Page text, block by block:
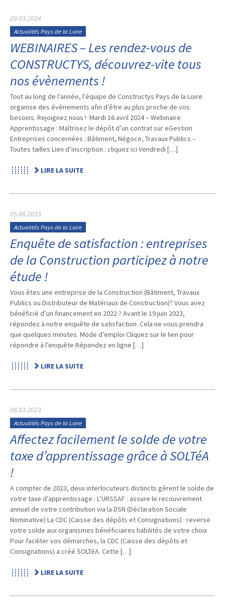
20.03.2024
Actualités Pays de la Loire
WEBINAIRES – Les rendez-vous de
CONSTRUCTYS, découvrez-vite tous
nos évènements !
Tout au long de l’année, l’équipe de Constructys Pays de la Loire
organise des évènements afin d’être au plus proche de vos
besoins. Rejoignez nous ! Mardi 16 avril 2024 – Webinaire
Apprentissage : Maîtrisez le dépôt d’un contrat sur eGestion
Entreprises concernées : Bâtiment, Négoce, Travaux Publics –
Toutes tailles Lien d’inscription : cliquez ici Vendredi […]
LIRE LA SUITE
05.06.2023
Actualités Pays de la Loire
Enquête de satisfaction : entreprises
de la Construction participez à notre
étude !
Vous êtes une entreprise de la Construction (Bâtiment, Travaux
Publics ou Distributeur de Matériaux de Construction)? Vous avez
bénéficié d’un financement en 2022 ? Avant le 19 juin 2023,
répondez à notre enquête de satisfaction. Cela ne vous prendra
que quelques minutes. Mode d’emploi Cliquez sur le lien pour
répondre à l’enquête Répondez en ligne […]
LIRE LA SUITE
06.03.2023
Actualités Pays de la Loire
Affectez facilement le solde de votre
taxe d’apprentissage grâce à SOLTéA
!
A compter de 2023, deux interlocuteurs distincts gèrent le solde de
votre taxe d’apprentissage : L’URSSAF : assure le recouvrement
annuel de votre contribution via la DSN (Déclaration Sociale
Nominative) La CDC (Caisse des dépôts et Consignations) : reverse
votre solde aux organismes bénéficiaires habilités de votre choix
Pour faciliter vos démarches, la CDC (Caisse des dépôts et
Consignations) a créé SOLTéA. Cette […]
LIRE LA SUITE